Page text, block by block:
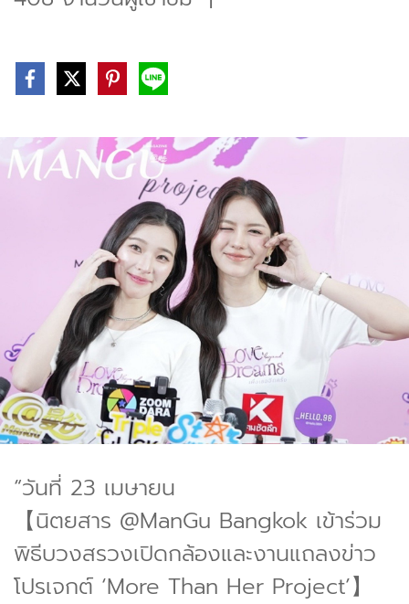
“วันที่ 23 เมษายน
【นิตยสาร @ManGu Bangkok เข้าร่วม
พิธีบวงสรวงเปิดกล้องและงานแถลงข่าว
โปรเจกต์ ‘More Than Her Project’】